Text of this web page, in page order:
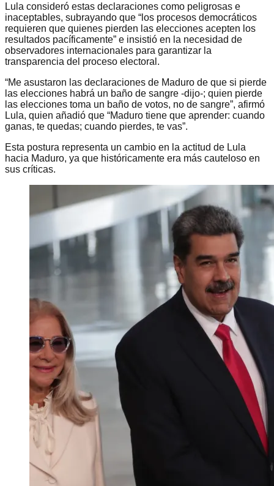
Lula consideró estas declaraciones como peligrosas e
inaceptables, subrayando que “los procesos democráticos
requieren que quienes pierden las elecciones acepten los
resultados pacíficamente” e insistió en la necesidad de
observadores internacionales para garantizar la
transparencia del proceso electoral.
“Me asustaron las declaraciones de Maduro de que si pierde
las elecciones habrá un baño de sangre -dijo-; quien pierde
las elecciones toma un baño de votos, no de sangre”, afirmó
Lula, quien añadió que “Maduro tiene que aprender: cuando
ganas, te quedas; cuando pierdes, te vas”.
Esta postura representa un cambio en la actitud de Lula
hacia Maduro, ya que históricamente era más cauteloso en
sus críticas.